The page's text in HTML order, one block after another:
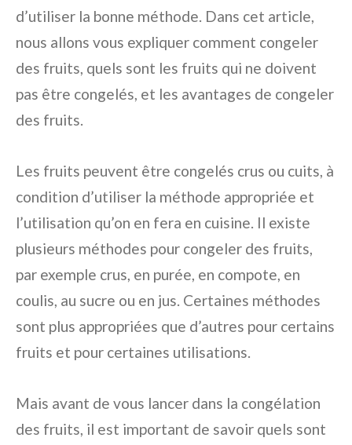
d’utiliser la bonne méthode. Dans cet article,
nous allons vous expliquer comment congeler
des fruits, quels sont les fruits qui ne doivent
pas être congelés, et les avantages de congeler
des fruits.
Les fruits peuvent être congelés crus ou cuits, à
condition d’utiliser la méthode appropriée et
l’utilisation qu’on en fera en cuisine. Il existe
plusieurs méthodes pour congeler des fruits,
par exemple crus, en purée, en compote, en
coulis, au sucre ou en jus. Certaines méthodes
sont plus appropriées que d’autres pour certains
fruits et pour certaines utilisations.
Mais avant de vous lancer dans la congélation
des fruits, il est important de savoir quels sont